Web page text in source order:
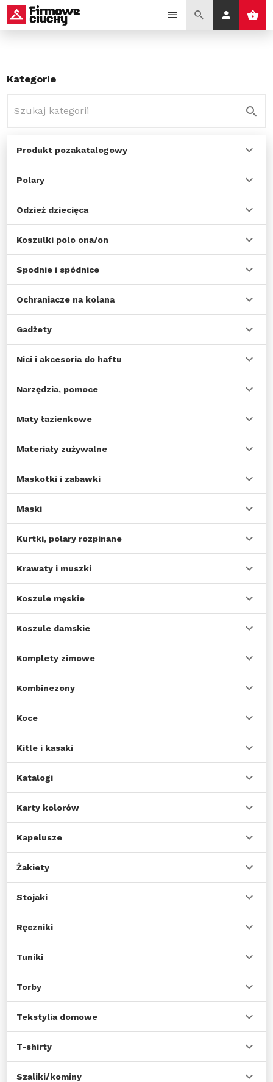
Kategorie
Produkt pozakatalogowy
Polary
Odzież dziecięca
Koszulki polo ona/on
Spodnie i spódnice
Ochraniacze na kolana
Gadżety
Nici i akcesoria do haftu
Narzędzia, pomoce
Maty łazienkowe
Materiały zużywalne
Maskotki i zabawki
Maski
Kurtki, polary rozpinane
Krawaty i muszki
Koszule męskie
Koszule damskie
Komplety zimowe
Kombinezony
Koce
Kitle i kasaki
Katalogi
Karty kolorów
Kapelusze
Żakiety
Stojaki
Ręczniki
Tuniki
Torby
Tekstylia domowe
T-shirty
Szaliki/kominy